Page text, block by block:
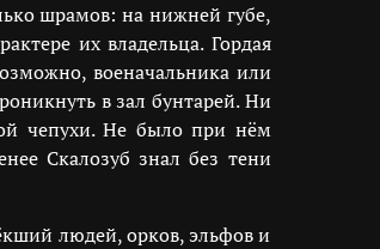
шрамов: на нижней губе,
их владельца. Гордая
военачальника или
в зал бунтарей. Ни
чепухи. Не было при нём
Скалозуб знал без тени
людей, орков, эльфов и